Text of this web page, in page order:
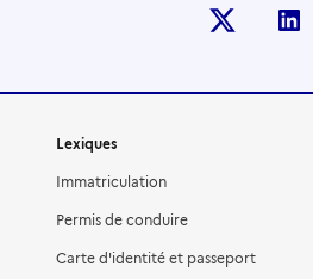
X
Lexiques
Immatriculation
Permis de conduire
Carte d'identité et passeport